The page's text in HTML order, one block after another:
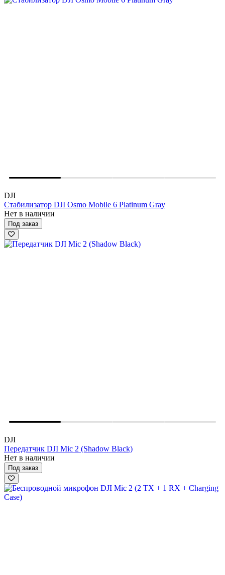
DJI
Стабилизатор DJI Osmo Mobile 6 Platinum Gray
Нет в наличии
Под заказ
DJI
Передатчик DJI Mic 2 (Shadow Black)
Нет в наличии
Под заказ